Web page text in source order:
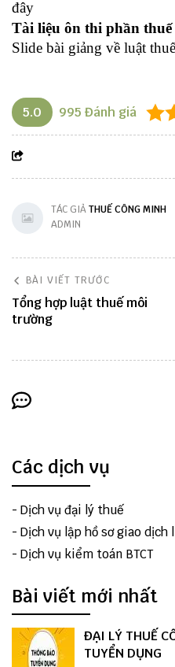
đây
Tài liệu ôn thi phần
Slide bài giảng về luật
5.0 995 Đánh giá
TÁC GIẢTHUẾ CÔNG MINH
ADMIN
BÀI VIẾT TRƯỚC
Tổng hợp luật thuế môi
trường
Các dịch vụ
- Dịch vụ đại lý thuế
- Dịch vụ lập hồ sơ giao dịch
- Dịch vụ kiểm toán BTCT
Bài viết mới nhất
ĐẠI LÝ THUẾ
TUYỂN DỤNG